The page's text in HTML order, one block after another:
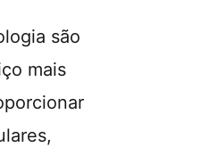
são
mais